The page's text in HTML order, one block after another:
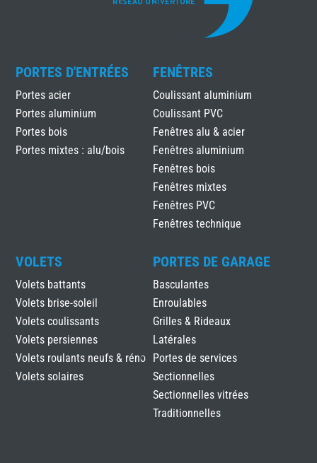
PORTES D'ENTRÉES
Portes acier
Portes aluminium
Portes bois
Portes mixtes : alu/bois
FENÊTRES
Coulissant aluminium
Coulissant PVC
Fenêtres alu & acier
Fenêtres aluminium
Fenêtres bois
Fenêtres mixtes
Fenêtres PVC
Fenêtres technique
VOLETS
Volets battants
Volets brise-soleil
Volets coulissants
Volets persiennes
Volets roulants neufs & réno
Volets solaires
PORTES DE GARAGE
Basculantes
Enroulables
Grilles & Rideaux
Latérales
Portes de services
Sectionnelles
Sectionnelles vitrées
Traditionnelles